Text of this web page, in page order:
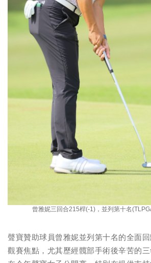
曾雅妮三回合215桿(-1)，並列第十名
聲寶贊助球員曾雅妮並列第十名的全面
觀賽焦點，尤其歷經髖部手術後辛苦的